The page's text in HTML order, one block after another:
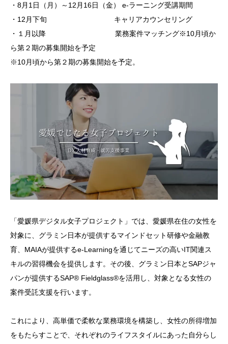
・8月1日（月）～12月16日（金） e-ラーニング受講期間
・12月下旬 キャリアカウンセリング
・１月以降 業務案件マッチング※10月頃か
ら第２期の募集開始を予定
※10月頃から第２期の募集開始を予定。
「愛媛県デジタル女子プロジェクト」では、愛媛県在住の女性を
対象に、グラミン日本が提供するマインドセット研修や金融教
育、MAIAが提供するe-Learningを通じてニーズの高いIT関連ス
キルの習得機会を提供します。その後、グラミン日本とSAPジャ
パンが提供するSAP® Fieldglass®を活用し、対象となる女性の
案件受託支援を行います。
これにより、高単価で柔軟な業務環境を構築し、女性の所得増加
をもたらすことで、それぞれのライフスタイルにあった自分らし